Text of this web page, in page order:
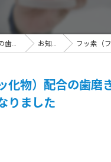
埼玉県加須市の歯科ならむさしの歯科医院 お知らせ一覧 フッ素（フッ化物）配
化物）配合の歯磨
りました